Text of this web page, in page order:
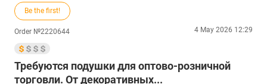
Be the first!
Order №2220644 4 May 2026 12:29
Требуются подушки для оптово-розничной
торговли. От декоративных...